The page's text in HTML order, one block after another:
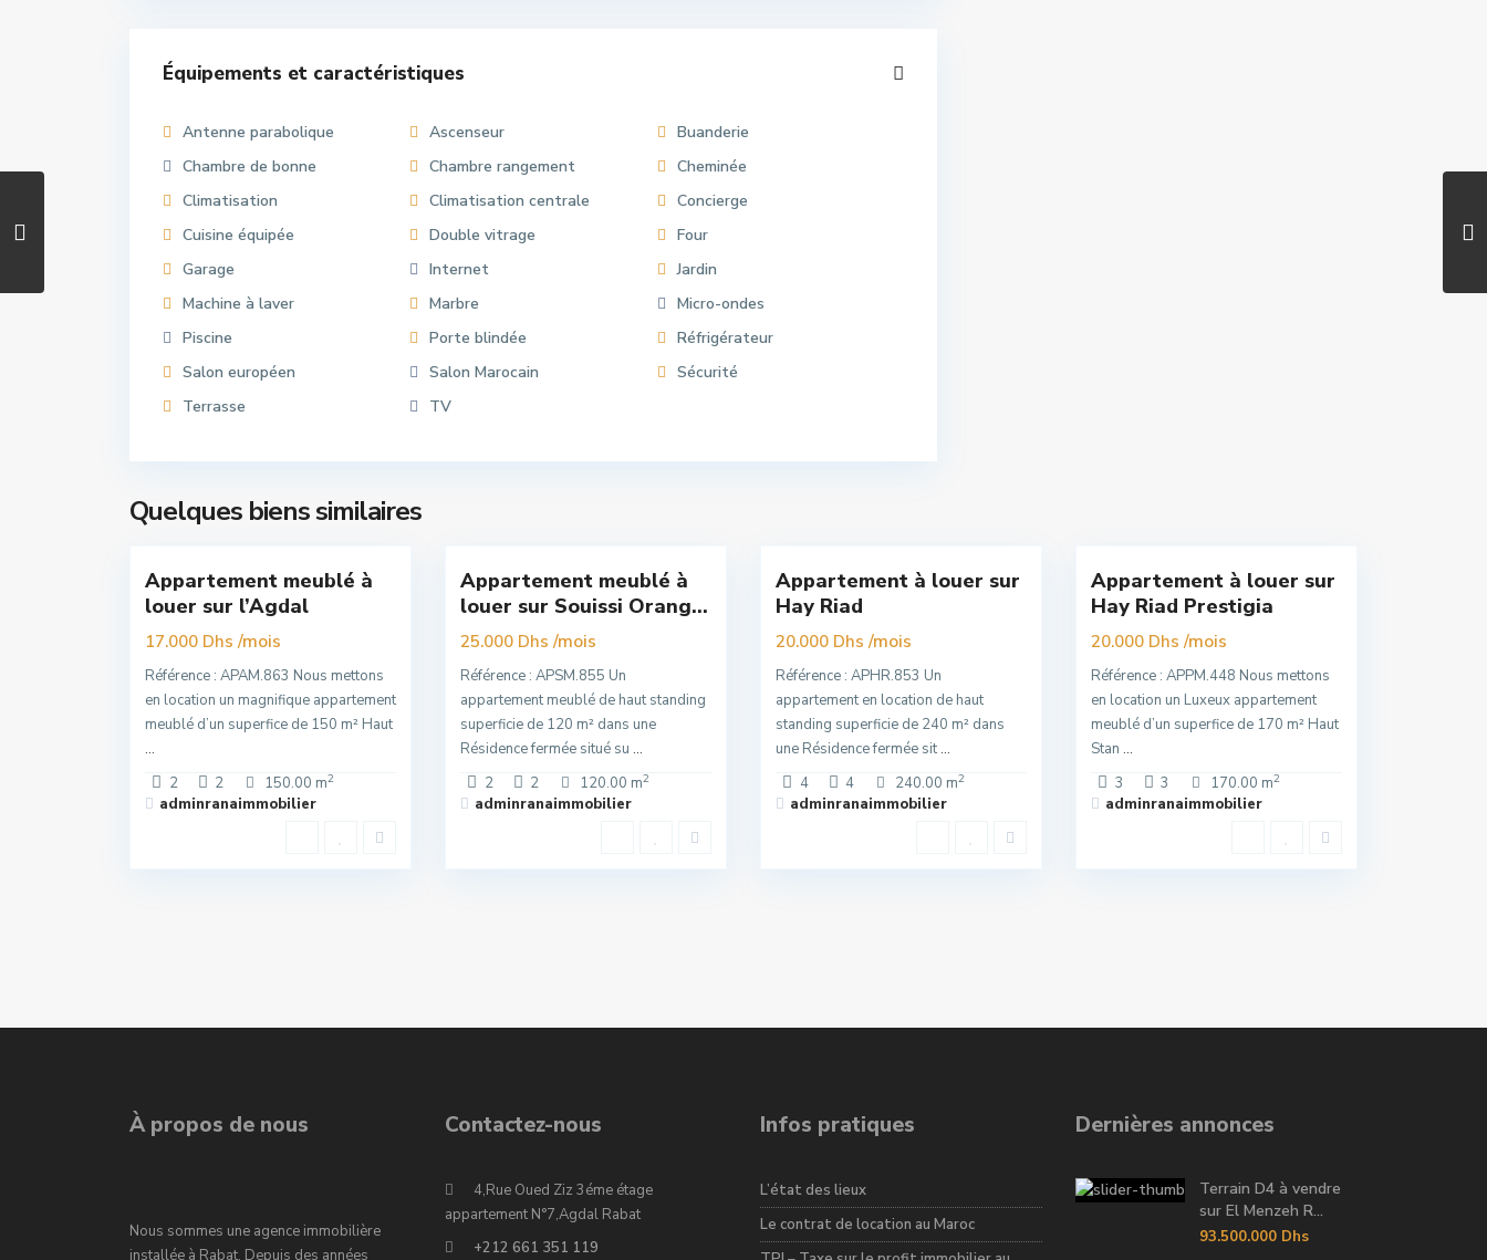
Équipements et caractéristiques
Antenne parabolique Ascenseur
Buanderie
Chambre de bonne
Chambre rangement
Cheminée
Climatisation
Climatisation centrale
Concierge
Cuisine équipée
Double vitrage
Four
Garage
Internet
Jardin
Machine à laver
Marbre
Micro-ondes
Piscine
Porte blindée
Réfrigérateur
Salon européen
Salon Marocain
Sécurité
Terrasse
TV
Quelques biens similaires
Agdal
Rabat
Appartement meublé à
louer sur l’Agdal
17.000 Dhs/mois
Référence : APAM.863 Nous mettons
en location un magnifique appartement
meublé d’un superfice de 150 m² Haut
...
2
2 150.00 m2
adminranaimmobilier
15
Appartement meublé à
louer sur Souissi Orang...
25.000 Dhs/mois
Référence : APSM.855 Un
appartement meublé de haut standing
superficie de 120 m² dans une
Résidence fermée situé su ...
2
2 120.00 m2
adminranaimmobilier
Appartement à louer sur
Hay Riad
20.000 Dhs/mois
Référence : APHR.853 Un
appartement en location de haut
standing superficie de 240 m² dans
une Résidence fermée sit...
4
4 240.00 m2
adminranaimmobilier
Appartement à louer sur
Hay Riad Prestigia
20.000 Dhs/mois
Référence : APPM.448 Nous mettons
en location un Luxeux appartement
meublé d’un superfice de 170 m² Haut
Stan ...
3
3 170.00 m2
adminranaimmobilier
À propos de nous
Nous sommes une agence immobilière
installée à Rabat. Depuis des années
Contactez-nous
4,Rue Oued Ziz 3éme étage
appartement N°7,Agdal Rabat
+212 661 351 119
Infos pratiques
L’état des lieux
Le contrat de location au Maroc
Dernières annonces
Terrain D4 à vendre
sur El Menzeh R...
93.500.000 Dhs